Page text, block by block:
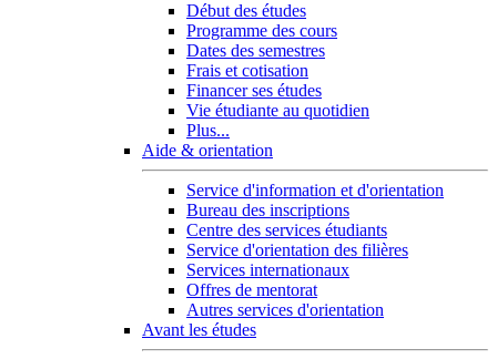
Début des études
Programme des cours
Dates des semestres
Frais et cotisation
Financer ses études
Vie étudiante au quotidien
Plus...
Aide & orientation
Service d'information et d'orientation
Bureau des inscriptions
Centre des services étudiants
Service d'orientation des filières
Services internationaux
Offres de mentorat
Autres services d'orientation
Avant les études